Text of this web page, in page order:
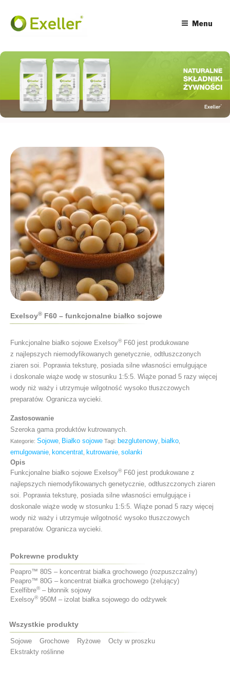
treści
Menu
Exelsoy® F60 – funkcjonalne białko sojowe
Funkcjonalne białko sojowe Exelsoy®F60 jest produkowane
z najlepszych niemodyfikowanych genetycznie, odtłuszczonych
ziaren soi. Poprawia teksturę, posiada silne własności emulgujące
i doskonale wiąże wodę w stosunku 1:5:5. Wiąże ponad 5 razy więcej
wody niż waży i utrzymuje wilgotność wysoko tłuszczowych
preparatów. Ogranicza wycieki.
Zastosowanie
Szeroka gama produktów kutrowanych.
Kategorie: Sojowe Białko sojowe Tagi: bezglutenowy białko
emulgowanie koncentrat kutrowanie solanki
Opis
Funkcjonalne białko sojowe Exelsoy®F60 jest produkowane z
najlepszych niemodyfikowanych genetycznie, odtłuszczonych ziaren
soi. Poprawia teksturę, posiada silne własności emulgujące i
doskonale wiąże wodę w stosunku 1:5:5. Wiąże ponad 5 razy więcej
wody niż waży i utrzymuje wilgotność wysoko tłuszczowych
preparatów. Ogranicza wycieki.
Pokrewne produkty
Peapro™ 80S – koncentrat białka grochowego (rozpuszczalny)
Peapro™ 80G – koncentrat białka grochowego (żelujący)
Exelfibre®– błonnik sojowy
Exelsoy®950M – izolat białka sojowego do odżywek
Wszystkie produkty
Sojowe Grochowe Ryżowe
Octy w proszku
Ekstrakty roślinne